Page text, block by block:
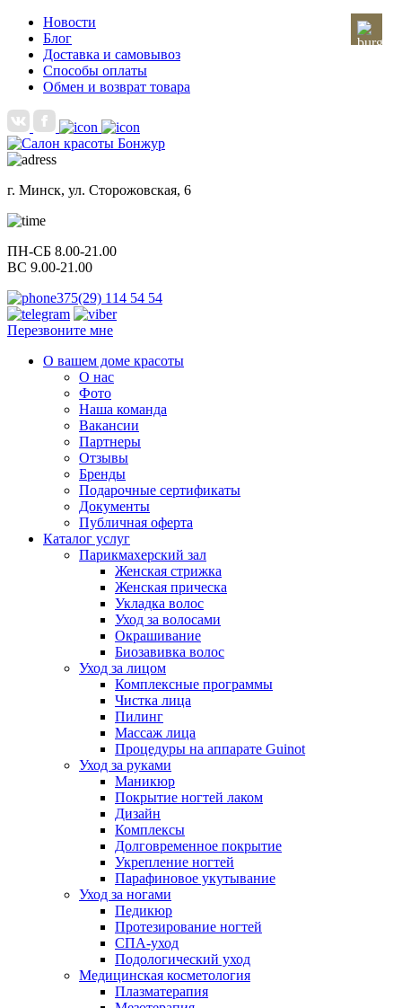
Новости
Блог
Доставка и самовывоз
Способы оплаты
Обмен и возврат товара
г. Минск, ул. Сторожовская, 6
ПН-СБ 8.00-21.00
ВС 9.00-21.00
375(29) 114 54 54
Перезвоните мне
О вашем доме красоты
О нас
Фото
Наша команда
Вакансии
Партнеры
Отзывы
Бренды
Подарочные сертификаты
Документы
Публичная оферта
Каталог услуг
Парикмахерский зал
Женская стрижка
Женская прическа
Укладка волос
Уход за волосами
Окрашивание
Биозавивка волос
Уход за лицом
Комплексные программы
Чистка лица
Пилинг
Массаж лица
Процедуры на аппарате Guinot
Уход за руками
Маникюр
Покрытие ногтей лаком
Дизайн
Комплексы
Долговременное покрытие
Укрепление ногтей
Парафиновое укутывание
Уход за ногами
Педикюр
Протезирование ногтей
СПА-уход
Подологический уход
Медицинская косметология
Плазматерапия